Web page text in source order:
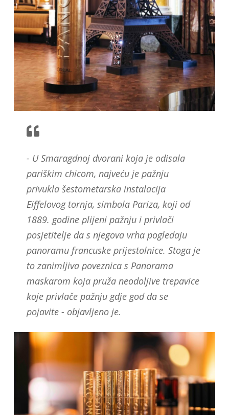
- U Smaragdnoj dvorani koja je odisala
pariškim chicom, najveću je pažnju
privukla šestometarska instalacija
Eiffelovog tornja, simbola Pariza, koji od
1889. godine plijeni pažnju i privlači
posjetitelje da s njegova vrha pogledaju
panoramu francuske prijestolnice. Stoga je
to zanimljiva poveznica s Panorama
maskarom koja pruža neodoljive trepavice
koje privlače pažnju gdje god da se
pojavite - objavljeno je.